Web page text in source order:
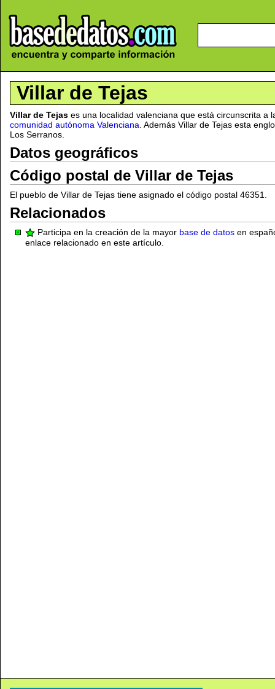
Villar de Tejas
Villar de Tejas es una localidad valenciana que está circunscrita a
comunidad autónoma Valenciana . Además Villar de Tejas esta
Los Serranos.
Datos geográficos
Código postal de Villar de Tejas
El pueblo de Villar de Tejas tiene asignado el código postal 46351.
Relacionados
Participa en la creación de la mayor base de datos en
enlace relacionado en este artículo.